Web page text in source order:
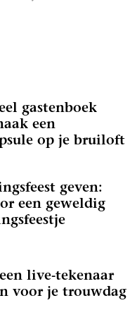
gastenboek
een
op je bruiloft
geven:
een geweldig
live-tekenaar
voor je trouwdag